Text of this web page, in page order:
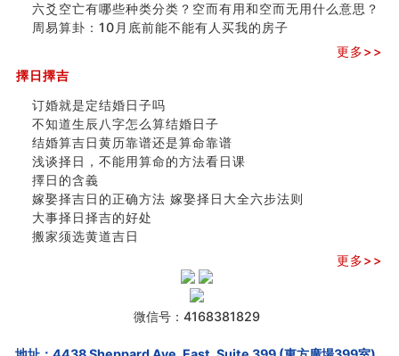
六爻空亡有哪些种类分类？空而有用和空而无用什么意思？
周易算卦：10月底前能不能有人买我的房子
更多>>
擇日擇吉
订婚就是定结婚日子吗
不知道生辰八字怎么算结婚日子
结婚算吉日黄历靠谱还是算命靠谱
浅谈择日，不能用算命的方法看日课
擇日的含義
嫁娶择吉日的正确方法 嫁娶择日大全六步法则
大事择日择吉的好处
搬家须选黄道吉日
更多>>
微信号：4168381829